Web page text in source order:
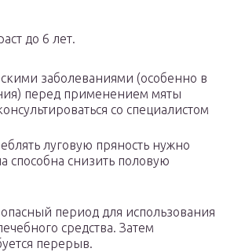
до 6 лет.
заболеваниями (особенно в
перед применением мяты
со специалистом
луговую пряность нужно
способна снизить половую
период для использования
средства. Затем
перерыв.